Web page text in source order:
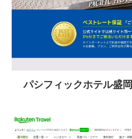
パシフィックホテル盛岡